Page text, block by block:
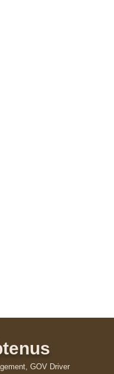
GOV Driver